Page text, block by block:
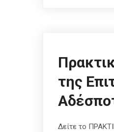
της
Δείτε το